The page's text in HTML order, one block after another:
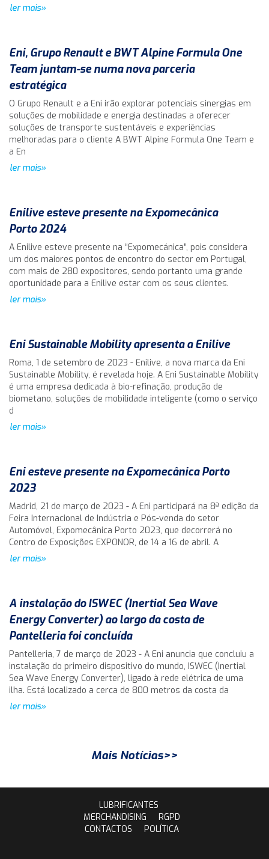
ler mais»
Eni, Grupo Renault e BWT Alpine Formula One
Team juntam-se numa nova parceria
estratégica
O Grupo Renault e a Eni irão explorar potenciais sinergias em
soluções de mobilidade e energia destinadas a oferecer
soluções de transporte sustentáveis e experiências
melhoradas para o cliente A BWT Alpine Formula One Team e
a En
ler mais»
Enilive esteve presente na Expomecânica
Porto 2024
A Enilive esteve presente na “Expomecánica”, pois considera
um dos maiores pontos de encontro do sector em Portugal,
com mais de 280 expositores, sendo portanto uma grande
oportunidade para a Enilive estar com os seus clientes.
ler mais»
Eni Sustainable Mobility apresenta a Enilive
Roma, 1 de setembro de 2023 - Enilive, a nova marca da Eni
Sustainable Mobility, é revelada hoje. A Eni Sustainable Mobility
é uma empresa dedicada à bio-refinação, produção de
biometano, soluções de mobilidade inteligente (como o serviço
d
ler mais»
Eni esteve presente na Expomecânica Porto
2023
Madrid, 21 de março de 2023 - A Eni participará na 8ª edição da
Feira Internacional de Indústria e Pós-venda do setor
Automóvel, Expomecânica Porto 2023, que decorrerá no
Centro de Exposições EXPONOR, de 14 a 16 de abril. A
ler mais»
A instalação do ISWEC (Inertial Sea Wave
Energy Converter) ao largo da costa de
Pantelleria foi concluída
Pantelleria, 7 de março de 2023 - A Eni anuncia que concluiu a
instalação do primeiro dispositivo do mundo, ISWEC (Inertial
Sea Wave Energy Converter), ligado à rede elétrica de uma
ilha. Está localizado a cerca de 800 metros da costa da
ler mais»
Mais Notícias>>
LUBRIFICANTES
MERCHANDISING
RGPD
CONTACTOS
POLÍTICA